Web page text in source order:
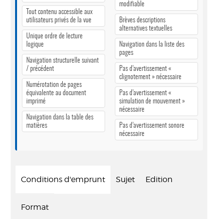
Tout contenu accessible aux
utilisateurs privés de la vue
Unique ordre de lecture
logique
Navigation structurelle suivant
/ précédent
Numérotation de pages
équivalente au document
imprimé
Navigation dans la table des
matières
modifiable
Brèves descriptions
alternatives textuelles
Navigation dans la liste des
pages
Pas d’avertissement «
clignotement » nécessaire
Pas d’avertissement «
simulation de mouvement »
nécessaire
Pas d’avertissement sonore
nécessaire
Conditions d'emprunt Sujet Edition
Format